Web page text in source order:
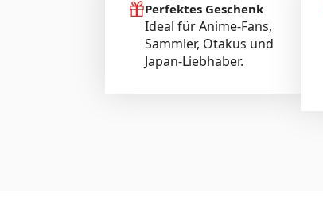
Perfektes Geschenk
Ideal für Anime-Fans,
Sammler, Otakus und
Japan-Liebhaber.